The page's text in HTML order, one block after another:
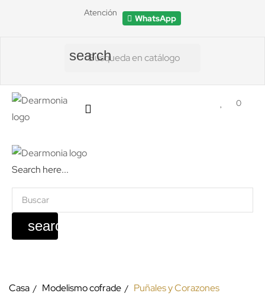
Atención
WhatsApp
search
0
Search here...
search
Casa Modelismo cofrade Puñales y Corazones